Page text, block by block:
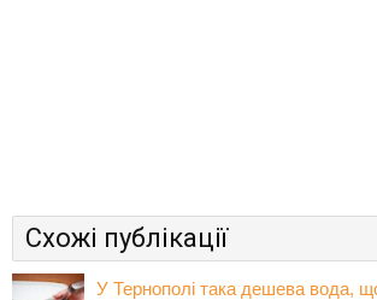
Схожі публікації
У Тернополі така дешева вода,